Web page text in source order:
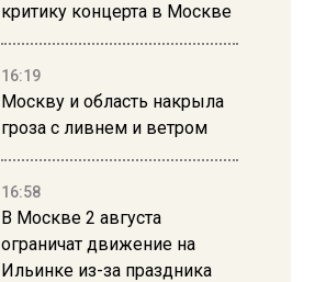
критику концерта в Москве
16:19
Москву и область накрыла
гроза с ливнем и ветром
16:58
В Москве 2 августа
ограничат движение на
Ильинке из-за праздника